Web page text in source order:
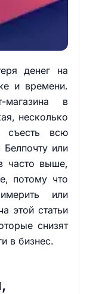
денег на
и времени.
магазина в
несколько
съесть всю
или
часто выше,
потому что
или
этой статьи
снизят
в бизнес.